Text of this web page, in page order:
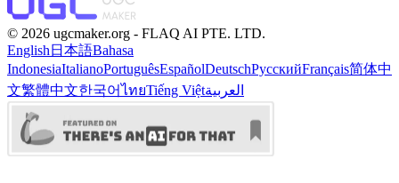
©️ 2026 ugcmaker.org - FLAQ AI PTE. LTD.
English 日本語Bahasa
IndonesiaItalianoPortuguêsEspañolDeutschРусскийFrançais简体中
文繁體中文한국어ไทยTiếng Việtالعربية